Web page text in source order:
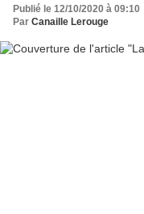
Publié le 12/10/2020 à 09:10
Par Canaille Lerouge